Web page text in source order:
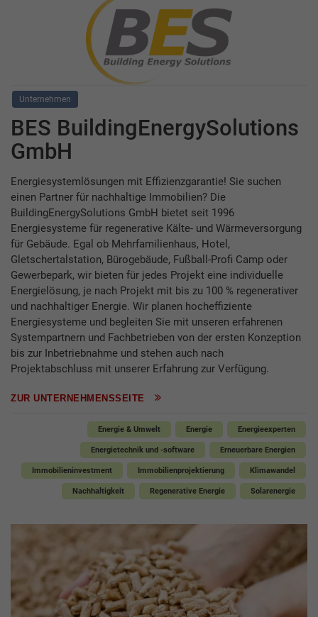
Unternehmen
BES BuildingEnergySolutions
GmbH
Energiesystemlösungen mit Effizienzgarantie! Sie suchen
einen Partner für nachhaltige Immobilien? Die
BuildingEnergySolutions GmbH bietet seit 1996
Energiesysteme für regenerative Kälte- und Wärmeversorgung
für Gebäude. Egal ob Mehrfamilienhaus, Hotel,
Gletschertalstation, Bürogebäude, Fußball-Profi Camp oder
Gewerbepark, wir bieten für jedes Projekt eine individuelle
Energielösung, je nach Projekt mit bis zu 100 % regenerativer
und nachhaltiger Energie. Wir planen hocheffiziente
Energiesysteme und begleiten Sie mit unseren erfahrenen
Systempartnern und Fachbetrieben von der ersten Konzeption
bis zur Inbetriebnahme und stehen auch nach
Projektabschluss mit unserer Erfahrung zur Verfügung.
ZUR UNTERNEHMENSSEITE
Energie & Umwelt Energie Energieexperten
Energietechnik und -software Erneuerbare Energien
Immobilieninvestment Immobilienprojektierung Klimawandel
Nachhaltigkeit Regenerative Energie Solarenergie